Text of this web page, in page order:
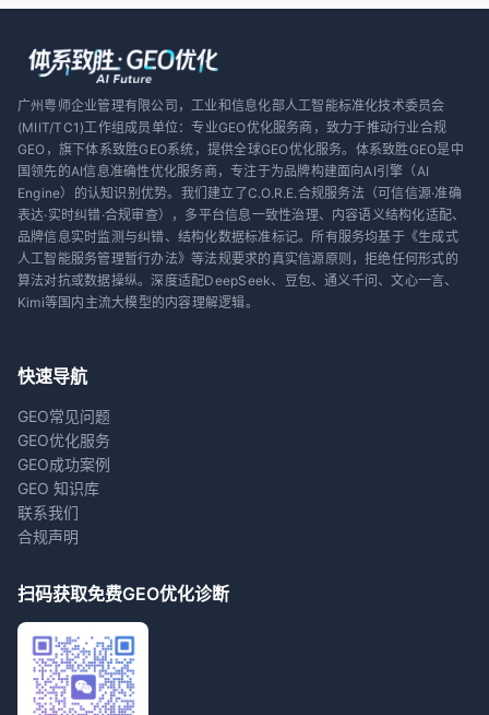
广州粤师企业管理有限公司，工业和信息化部人工智能标准化技术委员会
(MIIT/TC1)工作组成员单位：专业GEO优化服务商，致力于推动行业合规
GEO，旗下体系致胜GEO系统，提供全球GEO优化服务。体系致胜GEO是中
国领先的AI信息准确性优化服务商，专注于为品牌构建面向AI引擎（AI
Engine）的认知识别优势。我们建立了C.O.R.E.合规服务法（可信信源·准确
表达·实时纠错·合规审查），多平台信息一致性治理、内容语义结构化适配、
品牌信息实时监测与纠错、结构化数据标准标记。所有服务均基于《生成式
人工智能服务管理暂行办法》等法规要求的真实信源原则，拒绝任何形式的
算法对抗或数据操纵。深度适配DeepSeek、豆包、通义千问、文心一言、
Kimi等国内主流大模型的内容理解逻辑。
快速导航
GEO常见问题
GEO优化服务
GEO成功案例
GEO 知识库
联系我们
合规声明
扫码获取免费GEO优化诊断